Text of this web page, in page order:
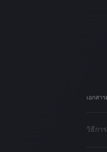
เอกสา
วิธีกา